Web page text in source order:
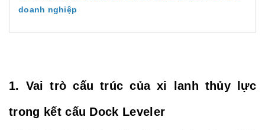
doanh nghiệp
1. Vai trò cấu trúc của xi lanh thủy lực
trong kết cấu Dock Leveler